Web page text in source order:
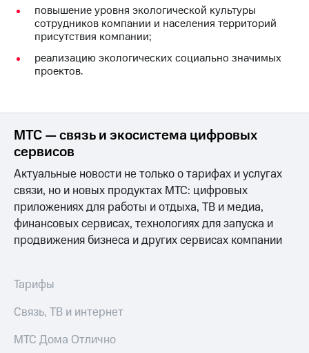
акционеров
Личный
кабинет
акционера
Акционерный
Рынок
акций
Описание
Программа
приобретения
Порядок
выкупа
акций
Описание
Еврооблигации-2023
Уведомление
о
повышение уровня экологической культуры
сотрудников компании и населения территорий
присутствия компании;
реализацию экологических социально значимых
проектов.
МТС — связь и экосистема цифровых
сервисов
Актуальные новости не только о тарифах и услугах
связи, но и новых продуктах МТС: цифровых
приложениях для работы и отдыха, ТВ и медиа,
финансовых сервисах, технологиях для запуска и
продвижения бизнеса и других сервисах компании
Тарифы
Связь, ТВ и интернет
МТС Дома Отлично